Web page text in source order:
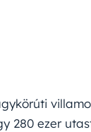
280 ezer